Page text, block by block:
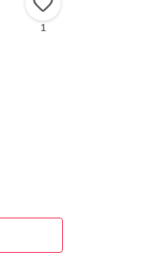
1